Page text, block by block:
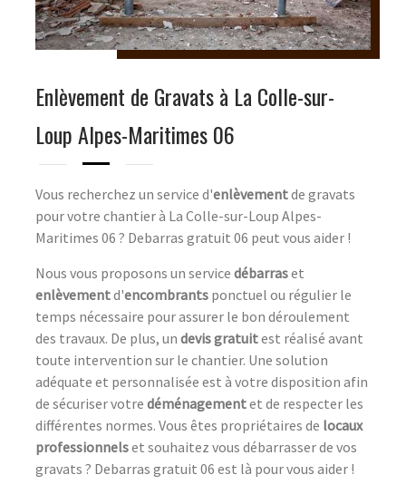
Enlèvement de Gravats à La Colle-sur-
Loup Alpes-Maritimes 06
Vous recherchez un service d'enlèvementde gravats
pour votre chantier à La Colle-sur-Loup Alpes-
Maritimes 06 ? Debarras gratuit 06 peut vous aider !
Nous vous proposons un service débarraset
enlèvementd'encombrants ponctuel ou régulier le
temps nécessaire pour assurer le bon déroulement
des travaux. De plus, un devis gratuitest réalisé avant
toute intervention sur le chantier. Une solution
adéquate et personnalisée est à votre disposition afin
de sécuriser votre déménagementet de respecter les
différentes normes. Vous êtes propriétaires de locaux
professionnelset souhaitez vous débarrasser de vos
gravats ? Debarras gratuit 06 est là pour vous aider !